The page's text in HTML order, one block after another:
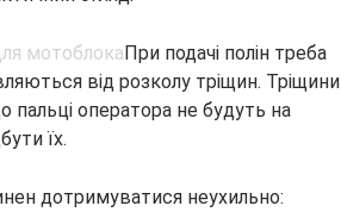
При подачі полін треба
від розколу тріщин. Тріщини
пальці оператора не будуть на
їх.
дотримуватися неухильно: